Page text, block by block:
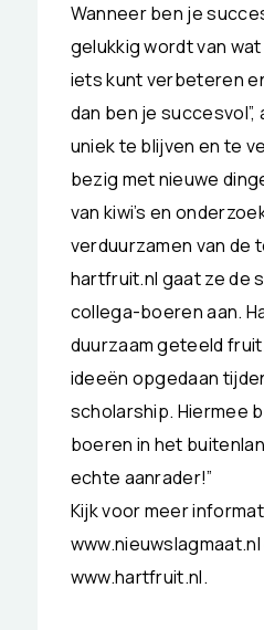
Wanneer ben je
gelukkig wordt van
iets kunt verbeteren
dan ben je succesvol”,
uniek te blijven en te
bezig met nieuwe
van kiwi’s en
verduurzamen van de
hartfruit.nl gaat ze de
collega-boeren aan.
duurzaam geteeld
ideeën opgedaan
scholarship. Hiermee
boeren in het
echte aanrader!”
Kijk voor meer
www.nieuwslagmaat.nl
www.hartfruit.nl.